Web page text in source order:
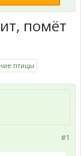
помёт
птицы
#1